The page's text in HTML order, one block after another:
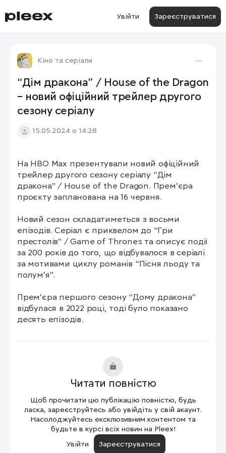
Увійти Зареєструватися
Кіно та серіали
“Дім дракона” / House of the Dragon
– новий офіційний трейлер другого
сезону серіалу
15.05.2024 о 14:28
На HBO Max презентували новий офіційний
трейлер другого сезону серіалу “Дім
дракона” / House of the Dragon. Прем’єра
проєкту запланована на 16 червня.
Новий сезон складатиметься з восьми
епізодів. Серіал є приквелом до “Гри
престолів” / Game of Thrones та описує події
за 200 років до того, що відбувалося в серіалі
за мотивами циклу романів “Пісня льоду та
полум’я”.
Прем’єра першого сезону “Дому дракона”
відбулася в 2022 році, тоді було показано
десять епізодів.
Читати повністю
Щоб прочитати цю публікацію повністю, будь
ласка, зареєструйтесь або увійдіть у свій акаунт.
Насолоджуйтесь ексклюзивним контентом та
будьте в курсі всіх новин на Pleex!
Увійти
Зареєструватися